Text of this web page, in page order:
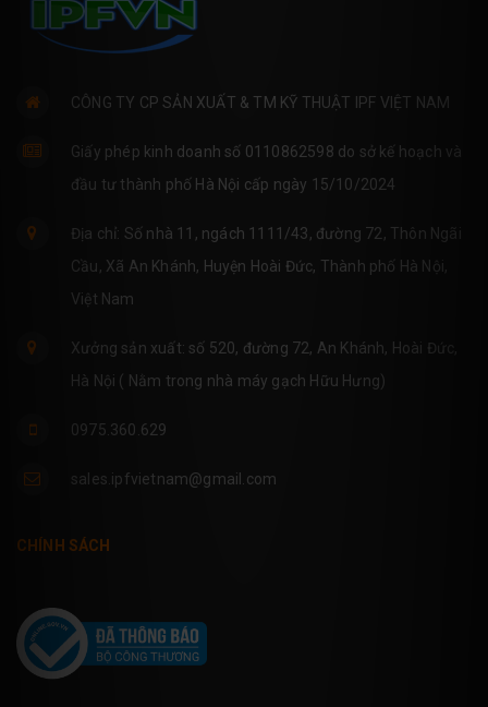
CÔNG TY CP SẢN XUẤT & TM KỸ THUẬT IPF VIỆT NAM
Giấy phép kinh doanh số 0110862598 do sở kế hoạch và
đầu tư thành phố Hà Nội cấp ngày 15/10/2024
Địa chỉ: Số nhà 11, ngách 1111/43, đường 72, Thôn Ngãi
Cầu, Xã An Khánh, Huyện Hoài Đức, Thành phố Hà Nội,
Việt Nam
Xưởng sản xuất: số 520, đường 72, An Khánh, Hoài Đức,
Hà Nội ( Nằm trong nhà máy gạch Hữu Hưng)
0975.360.629
sales.ipfvietnam@gmail.com
CHÍNH SÁCH